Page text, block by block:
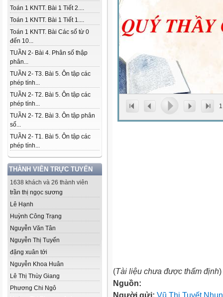
Toán 1 KNTT. Bài 1 Tiết 2....
Toán 1 KNTT. Bài 1 Tiết 1....
Toán 1 KNTT. Bài Các số từ 0
đến 10...
TUẦN 2- Bài 4. Phân số thập
phân...
TUẦN 2- T3. Bài 5. Ôn tập các
phép tính...
TUẦN 2- T2. Bài 5. Ôn tập các
phép tính...
TUẦN 2- T2. Bài 3. Ôn tập phân
số...
TUẦN 2- T1. Bài 5. Ôn tập các
phép tính...
THÀNH VIÊN TRỰC TUYẾN
1638 khách và 26 thành viên
trần thị ngọc sương
Lê Hạnh
Huỳnh Công Trạng
Nguyễn Văn Tân
Nguyễn Thị Tuyến
đặng xuân tới
Nguyễn Khoa Huân
Lê Thị Thùy Giang
Phương Chi Ngô
1
(Tài liệu chưa được thẩm định)
Nguồn:
Người gửi: Vũ Thị Tuyết